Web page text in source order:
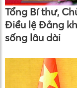
Tổng Bí thư,
Điều lệ Đảng
sống lâu dài